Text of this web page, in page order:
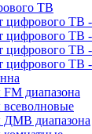
ТВ
цифрового ТВ
цифрового ТВ
цифрового ТВ
цифрового ТВ
диапазона
диапазона